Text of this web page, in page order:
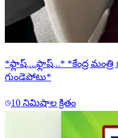
*ఫ్లాష్....ఫ్లాష్...* *కేంద్ర
గుండెపోటు*
10 నిమిషాల క్రితం